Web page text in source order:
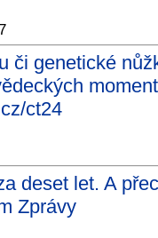
či genetické
ct24
deset let. A
Zprávy